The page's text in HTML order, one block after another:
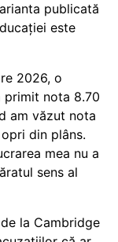
publicată
este
2026, o
primit nota 8.70
am văzut nota
din plâns.
mea nu a
sens al
la Cambridge